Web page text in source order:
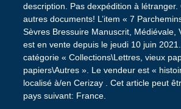
description. Pas dexpédition à létranger.
autres documents! L’item « 7
Sèvres Bressuire Manuscrit, Médiévale,
est en vente depuis le jeudi 10 juin
catégorie « Collections\Lettres, vieux
papiers\Autres ». Le vendeur est «
localisé à/en Cerizay . Cet article peut
pays suivant: France.